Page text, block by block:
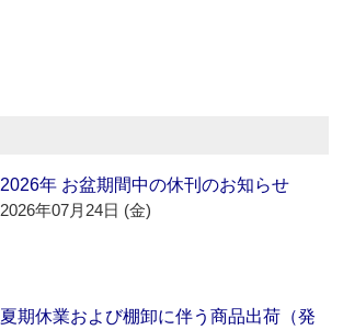
2026年 お盆期間中の休刊のお知らせ
2026年07月24日 (金)
夏期休業および棚卸に伴う商品出荷（発